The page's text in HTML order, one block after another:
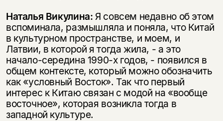
Наталья Викулина: Я совсем недавно об этом
вспоминала, размышляла и поняла, что Китай
в культурном пространстве, и моем, и
Латвии, в которой я тогда жила, - а это
начало-середина 1990-х годов, - появился в
общем контексте, который можно обозначить
как «условный Восток». Так что первый
интерес к Китаю связан с модой на «вообще
восточное», которая возникла тогда в
западной культуре.